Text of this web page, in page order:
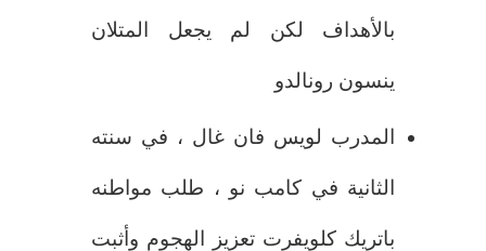
بالأهداف لكن لم يجعل المتلان
ينسون رونالدو
المدرب لويس فان غال ، في سنته
الثانية في كامب نو ، طلب مواطنه
باتريك كلويفرت تعزيز الهجوم وأثبت